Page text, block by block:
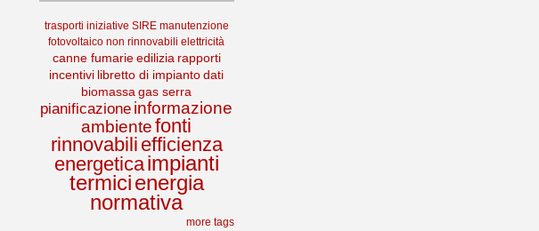
trasporti iniziative SIRE manutenzione
fotovoltaico non rinnovabili elettricità
canne fumarie edilizia rapporti
incentivi libretto di impianto dati
biomassa gas serra
pianificazione informazione
ambiente fonti
rinnovabili efficienza
energeticaimpianti
termicienergia
normativa
more tags